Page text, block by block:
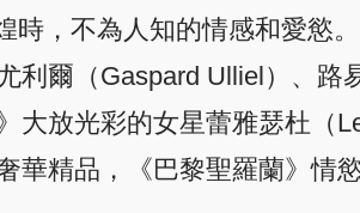
時，不為人知的情感和愛慾
利爾（Gaspard Ulliel）、
大放光彩的女星蕾雅瑟杜（
華精品，《巴黎聖羅蘭》情